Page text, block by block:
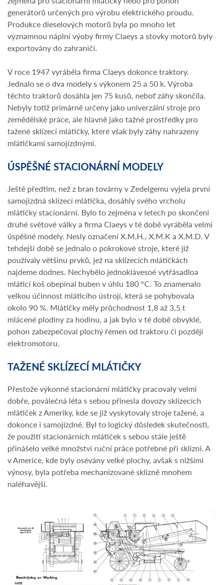
generátorů určených pro výrobu elektrického proudu.
Produkce dieselových motorů byla po mnoho let
významnou náplní výoby firmy Claeys a stovky motorů byly
exportovány do zahraničí.
V roce 1947 vyráběla firma Claeys dokonce traktory.
Jednalo se o dva modely s výkonem 25 a 50 k. Výroba
těchto traktorů dosáhla jen 75 kusů, neboť záhy skončila.
Nebyly totiž primárně určeny jako univerzální stroje pro
zemědělské práce, ale hlavně jako tažné prostředky pro
tažené sklízecí mlátičky, které však byly záhy nahrazeny
mlátičkami samojízdnými.
ÚSPĚŠNÉ STACIONÁRNÍ MODELY
Ještě předtím, než z bran továrny v Zedelgemu vyjela první
samojízdná sklízecí mlátička, dosáhly svého vrcholu
mlátičky stacionární. Bylo to zejména v letech po skončení
druhé světové války a firma Claeys v té době vyráběla velmi
úspěšné modely. Nesly označení X.M.H., X.M.K a X.M.D. V
tehdejší době se jednalo o pokrokové stroje, které již
používaly většinu prvků, jež na sklízecích mlátičkách
najdeme dodnes. Nechybělo jednoklávesoé vytřásadloa
mláticí koš obepínal buben v úhlu 180 °C. To znamenalo
velkou účinnost mláticího ústrojí, která se pohybovala
okolo 90 %. Mlátičky měly průchodnost 1,8 až 3,5 t
mlácené plodiny za hodinu, a jak bylo v té době obvyklé,
pohon zabezpečoval plochý řemen od traktoru či později
elektromotoru.
TAŽENÉ SKLÍZECÍ MLÁTIČKY
Přestože výkonné stacionární mlátičky pracovaly velmi
dobře, poválečná léta s sebou přinesla dovozy sklízecích
mlátiček z Ameriky, kde se již vyskytovaly stroje tažené, a
dokonce i samojízdné. Byl to logický důsledek skutečnosti,
že použití stacionárních mlátiček s sebou stále ještě
přinášelo velké množství ruční práce potřebné při sklizni. A
v Americe, kde byly osévány velké plochy, avšak s nižšími
výnosy, byla potřeba mechanizované sklizně mnohem
naléhavější.